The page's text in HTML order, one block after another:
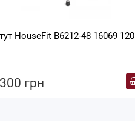
HouseFit B6212-48 16069 120
грн